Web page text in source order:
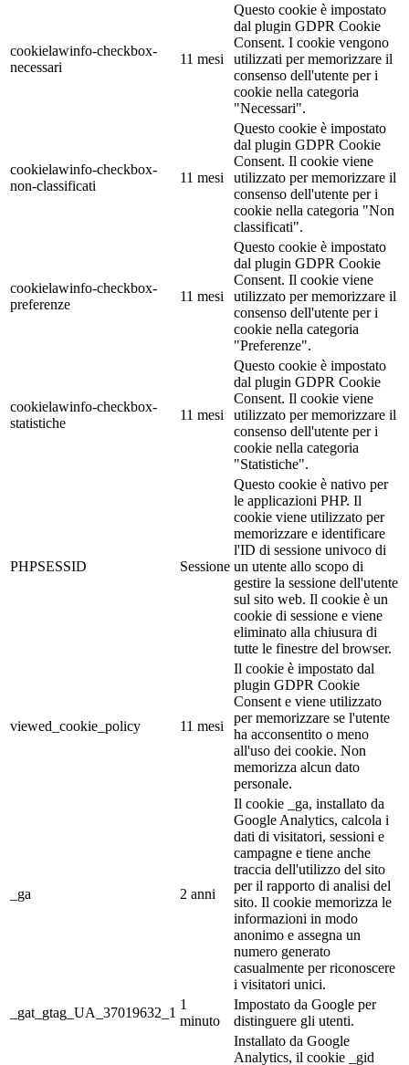
cookielawinfo-checkbox-
necessari
11 mesi
Questo cookie è impostato
dal plugin GDPR Cookie
Consent. I cookie vengono
utilizzati per memorizzare il
consenso dell'utente per i
cookie nella categoria
"Necessari".
cookielawinfo-checkbox-
non-classificati
11 mesi
Questo cookie è impostato
dal plugin GDPR Cookie
Consent. Il cookie viene
utilizzato per memorizzare il
consenso dell'utente per i
cookie nella categoria "Non
classificati".
cookielawinfo-checkbox-
preferenze
11 mesi
Questo cookie è impostato
dal plugin GDPR Cookie
Consent. Il cookie viene
utilizzato per memorizzare il
consenso dell'utente per i
cookie nella categoria
"Preferenze".
cookielawinfo-checkbox-
statistiche
11 mesi
Questo cookie è impostato
dal plugin GDPR Cookie
Consent. Il cookie viene
utilizzato per memorizzare il
consenso dell'utente per i
cookie nella categoria
"Statistiche".
PHPSESSID Sessione
Questo cookie è nativo per
le applicazioni PHP. Il
cookie viene utilizzato per
memorizzare e identificare
l'ID di sessione univoco di
un utente allo scopo di
gestire la sessione dell'utente
sul sito web. Il cookie è un
cookie di sessione e viene
eliminato alla chiusura di
tutte le finestre del browser.
viewed_cookie_policy 11 mesi
Il cookie è impostato dal
plugin GDPR Cookie
Consent e viene utilizzato
per memorizzare se l'utente
ha acconsentito o meno
all'uso dei cookie. Non
memorizza alcun dato
personale.
_ga 2 anni
Il cookie _ga, installato da
Google Analytics, calcola i
dati di visitatori, sessioni e
campagne e tiene anche
traccia dell'utilizzo del sito
per il rapporto di analisi del
sito. Il cookie memorizza le
informazioni in modo
anonimo e assegna un
numero generato
casualmente per riconoscere
i visitatori unici.
_gat_gtag_UA_37019632_1
1
minuto
Impostato da Google per
distinguere gli utenti.
Installato da Google
Analytics, il cookie _gid